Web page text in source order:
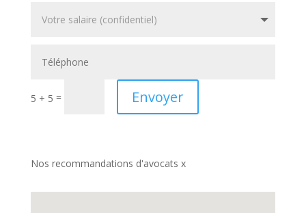
5 + 5 = Envoyer
Nos recommandations d'avocats x